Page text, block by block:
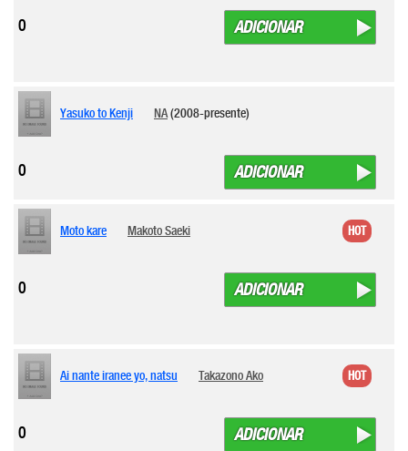
ADICIONAR
0
Yasuko to Kenji NA(2008-presente)
ADICIONAR
0
Moto kare Makoto Saeki
ADICIONAR
0
HOT
Ai nante iranee yo, natsu Takazono Ako
ADICIONAR
0
HOT